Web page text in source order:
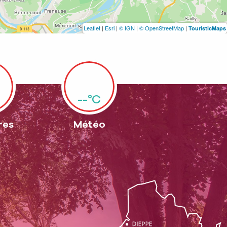
Leaflet | Esri | © IGN | © OpenStreetMap | TouristicMaps
--°C
Météo